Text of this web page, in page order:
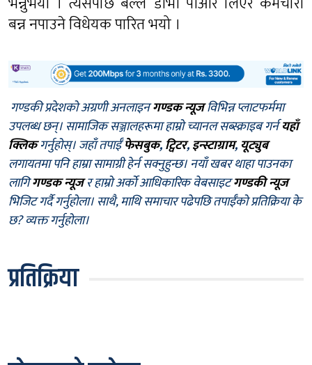
बन्न नपाउने विधेयक पारित भयो ।
गण्डकी प्रदेशको अग्रणी अनलाइनगण्डक न्यूजविभिन्न प्लाटफर्ममा
उपलब्ध छन्। सामाजिक सञ्जालहरूमा हाम्रो च्यानल सब्स्क्राइब गर्नयहाँ
क्लिकगर्नुहोस्। जहाँ तपाईँफेसबुक,ट्विटर,इन्स्टाग्राम, यूट्युब
लगायतमा पनि हाम्रा सामाग्री हेर्न सक्नुहुन्छ। नयाँ खबर थाहा पाउनका
लागिगण्डक न्यूजर हाम्रो अर्को आधिकारिक वेबसाइटगण्डकी न्यूज
भिजिट गर्दै गर्नुहोला। साथै, माथि समाचार पढेपछि तपाईँको प्रतिक्रिया के
छ? व्यक्त गर्नुहोला।
प्रतिक्रिया